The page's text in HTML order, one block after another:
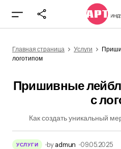
логотипом
Главная страница Услуги
логотипом
Пришивные
с
Как создать уникальный
УСЛУГИ by admun 09.05.2025